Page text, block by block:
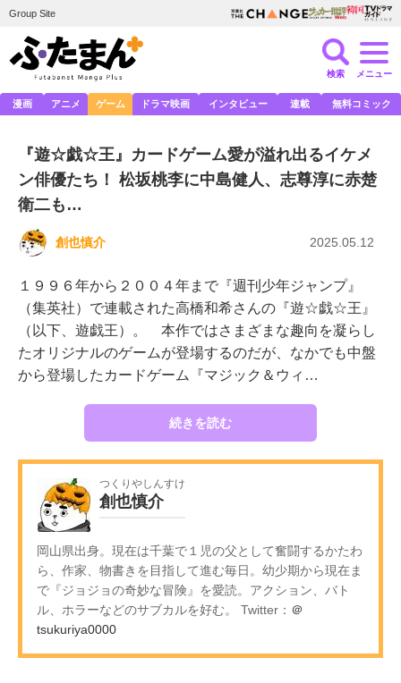
Group Site
検索 メニュー
漫画 アニメ ゲーム ドラマ映画 インタビュー 連載 無料コミック
『遊☆戯☆王』カードゲーム愛が溢れ出るイケメ
ン俳優たち！ 松坂桃李に中島健人、志尊淳に赤楚
衛二も…
創也慎介 2025.05.12
１９９６年から２００４年まで『週刊少年ジャンプ』
（集英社）で連載された高橋和希さんの『遊☆戯☆王』
（以下、遊戯王）。 本作ではさまざまな趣向を凝らし
たオリジナルのゲームが登場するのだが、なかでも中盤
から登場したカードゲーム『マジック＆ウィ…
続きを読む
つくりやしんすけ
創也慎介
岡山県出身。現在は千葉で１児の父として奮闘するかたわ
ら、作家、物書きを目指して進む毎日。幼少期から現在ま
で『ジョジョの奇妙な冒険』を愛読。アクション、バト
ル、ホラーなどのサブカルを好む。 Twitter： ＠
tsukuriya0000